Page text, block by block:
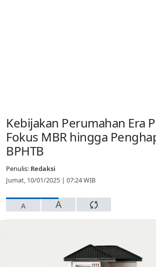
Kebijakan Perumahan Era
Fokus MBR hingga
BPHTB
Penulis: Redaksi
Jumat, 10/01/2025 | 07:24 WIB
A A